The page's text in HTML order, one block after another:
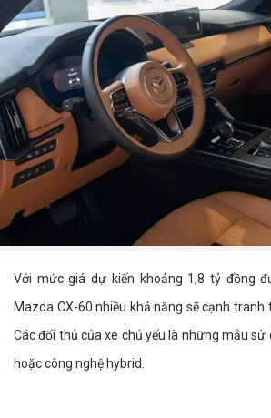
Với mức giá dự kiến khoảng 1,8 tỷ đồng
Mazda CX-60 nhiều khả năng sẽ cạnh tranh
Các đối thủ của xe chủ yếu là những mẫu sử
hoặc công nghệ hybrid.